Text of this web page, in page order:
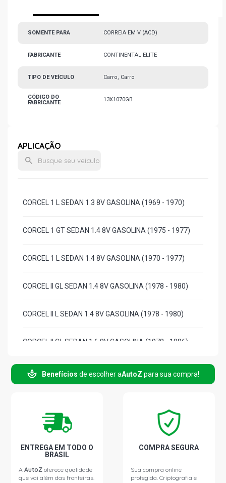
SOMENTE PARA CORREIA EM V (ACD)
FABRICANTE CONTINENTAL ELITE
TIPO DE VEÍCULO Carro, Carro
CÓDIGO DO
FABRICANTE
13X1070GB
APLICAÇÃO
CORCEL 1 L SEDAN 1.3 8V GASOLINA (1969 - 1970)
CORCEL 1 GT SEDAN 1.4 8V GASOLINA (1975 - 1977)
CORCEL 1 L SEDAN 1.4 8V GASOLINA (1970 - 1977)
CORCEL II GL SEDAN 1.4 8V GASOLINA (1978 - 1980)
CORCEL II L SEDAN 1.4 8V GASOLINA (1978 - 1980)
CORCEL II GL SEDAN 1.6 8V GASOLINA (1978 - 1986)
CORCEL II L SEDAN 1.6 8V GASOLINA (1978 - 1986)
Benefícios de escolher aAutoZ para sua compra!
ENTREGA EM TODO O
BRASIL
AAutoZ oferece qualidade
que vai além das fronteiras.
COMPRA SEGURA
Sua compra online
protegida. Criptografia e